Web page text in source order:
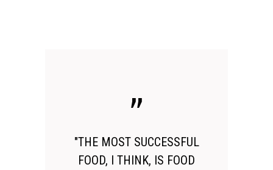
"THE MOST SUCCESSFUL
FOOD, I THINK, IS FOOD